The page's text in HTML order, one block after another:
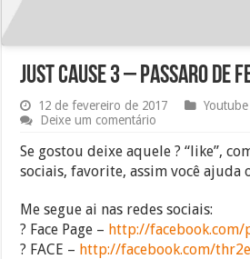
Just Cause 3 – Passaro de
12 de fevereiro de 2017
Youtube
Deixe um comentário
Se gostou deixe aquele ? “like”,
sociais, favorite, assim você ajuda
Me segue ai nas redes sociais:
? Face Page – http://
? FACE – http://facebook.com/thr2e